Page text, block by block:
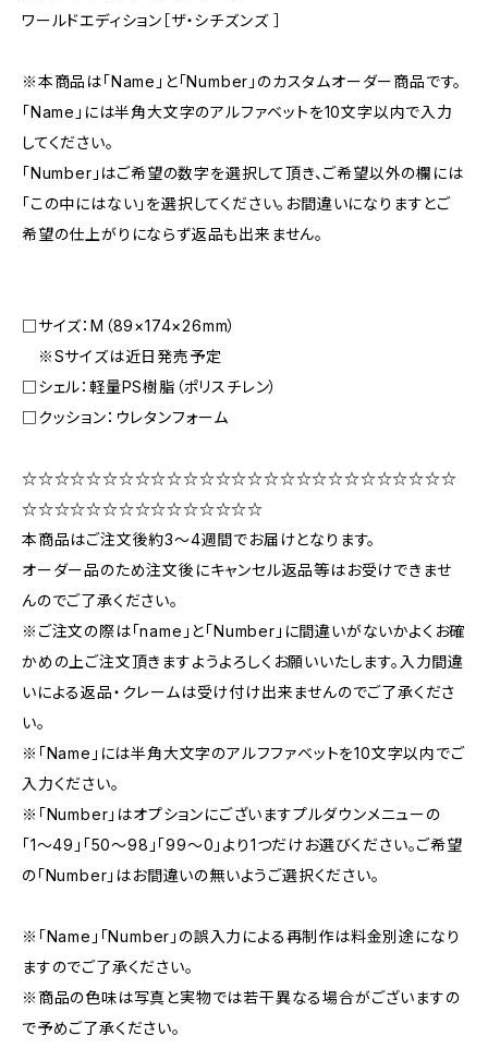
ワールドエディション［ザ・シチズンズ ］
※本商品は「Name」と「Number」のカスタムオーダー商品です。
「Name」には半角大文字のアルファベットを10文字以内で入力
してください。
「Number」はご希望の数字を選択して頂き、ご希望以外の欄には
「この中にはない」を選択してください。お間違いになりますとご
希望の仕上がりにならず返品も出来ません。
□サイズ：M（89×174×26mm）
※Sサイズは近日発売予定
□シェル：軽量PS樹脂（ポリスチレン）
□クッション：ウレタンフォーム
☆☆☆☆☆☆☆☆☆☆☆☆☆☆☆☆☆☆☆☆☆☆☆☆☆☆☆
☆☆☆☆☆☆☆☆☆☆☆☆☆☆☆
本商品はご注文後約3〜4週間でお届けとなります。
オーダー品のため注文後にキャンセル返品等はお受けできませ
んのでご了承ください。
※ご注文の際は「name」と「Number」に間違いがないかよくお確
かめの上ご注文頂きますようよろしくお願いいたします。入力間違
いによる返品・クレームは受け付け出来ませんのでご了承くださ
い。
※「Name」には半角大文字のアルフファベットを10文字以内でご
入力ください。
※「Number」はオプションにございますプルダウンメニューの
「1〜49」「50〜98」「99〜0」より1つだけお選びください。ご希望
の「Number」はお間違いの無いようご選択ください。
※「Name」「Number」の誤入力による再制作は料金別途になり
ますのでご了承ください。
※商品の色味は写真と実物では若干異なる場合がございますの
で予めご了承ください。